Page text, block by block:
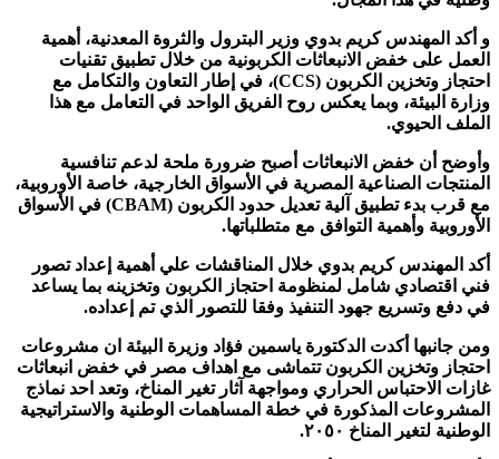
و أكد المهندس كريم بدوي وزير البترول والثروة المعدنية، أهمية
العمل على خفض الانبعاثات الكربونية من خلال تطبيق تقنيات
احتجاز وتخزين الكربون (CCS)، في إطار التعاون والتكامل مع
وزارة البيئة، وبما يعكس روح الفريق الواحد في التعامل مع هذا
الملف الحيوي.
وأوضح أن خفض الانبعاثات أصبح ضرورة ملحة لدعم تنافسية
المنتجات الصناعية المصرية في الأسواق الخارجية، خاصة الأوروبية،
مع قرب بدء تطبيق آلية تعديل حدود الكربون (CBAM) في الأسواق
الأوروبية وأهمية التوافق مع متطلباتها.
أكد المهندس كريم بدوي خلال المناقشات علي أهمية إعداد تصور
فني اقتصادي شامل لمنظومة احتجاز الكربون وتخزينه بما يساعد
في دفع وتسريع جهود التنفيذ وفقا للتصور الذي تم إعداده.
ومن جانبها أكدت الدكتورة ياسمين فؤاد وزيرة البيئة ان مشروعات
احتجاز وتخزين الكربون تتماشى مع اهداف مصر في خفض انبعاثات
غازات الاحتباس الحراري ومواجهة آثار تغير المناخ، وتعد احد نماذج
المشروعات المذكورة في خطة المساهمات الوطنية والاستراتيجية
الوطنية لتغير المناخ ٢٠٥٠.